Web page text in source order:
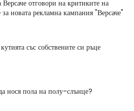
Версаче отговори на критиките на
за новата рекламна кампания "Версаче"
със собствените си ръце
нося пола на полу-слънце?